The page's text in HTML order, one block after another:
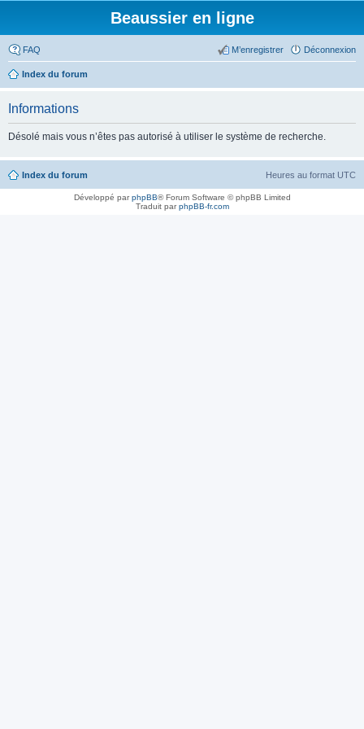
Beaussier en ligne
FAQ Déconnexion
M’enregistrer
Index du forum
Informations
Désolé mais vous n’êtes pas autorisé à utiliser le système de recherche.
Index du forum Heures au format UTC
Développé parphpBB® Forum Software © phpBB Limited
Traduit parphpBB-fr.com